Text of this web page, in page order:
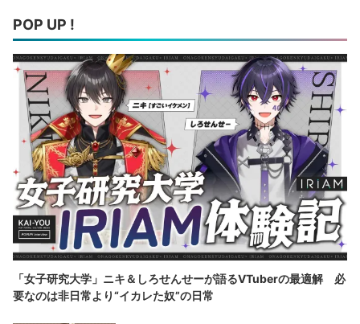
POP UP !
「女子研究大学」ニキ＆しろせんせーが語るVTuberの最適解 必
要なのは非日常より“イカレた奴”の日常